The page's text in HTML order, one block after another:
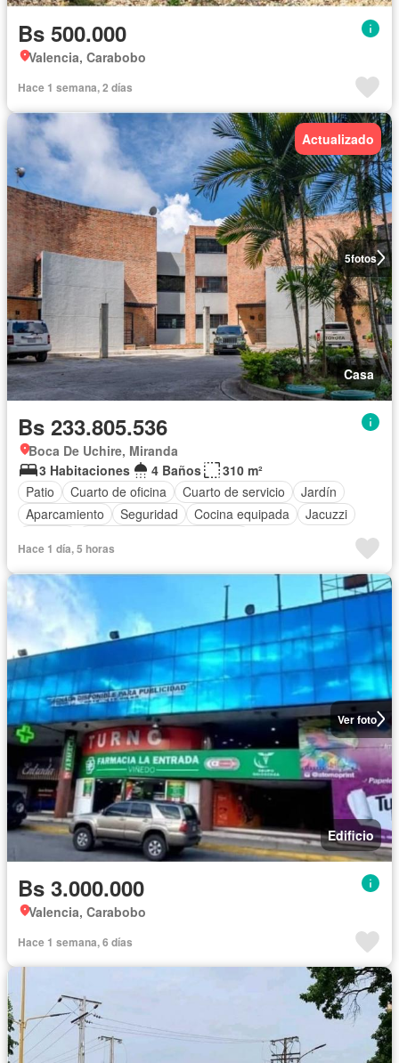
Bs 500.000
Valencia, Carabobo
Hace 1 semana, 2 días
5fotos
Actualizado
Casa
Bs 233.805.536
Boca De Uchire, Miranda
3 Habitaciones
4 Baños
310 m²
Patio
Cuarto de oficina Cuarto de servicio
Jardín
Aparcamiento
Seguridad Cocina equipada
Jacuzzi
Hace 1 día, 5 horas
Ver foto
Edificio
Bs 3.000.000
Valencia, Carabobo
Hace 1 semana, 6 días